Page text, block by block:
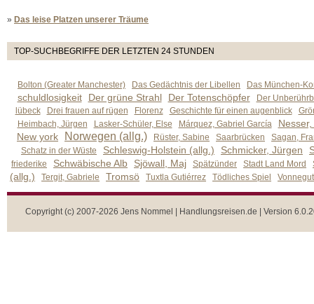
» Das leise Platzen unserer Träume
TOP-SUCHBEGRIFFE DER LETZTEN 24 STUNDEN
Bolton (Greater Manchester) Das Gedächtnis der Libellen Das München-
schuldlosigkeit Der grüne Strahl Der Totenschöpfer
Der
lübeck
Drei frauen auf rügen Florenz Geschichte für einen augenblick
Heimbach, Jürgen
Lasker-Schüler, Else Márquez, Gabriel García
New york
Norwegen (allg.) Rüster, Sabine Saarbrücken
Sagan,
Schatz in der Wüste
Schleswig-Holstein (allg.) Schmicker, Jürgen
friederike Schwäbische Alb Sjöwall, Maj Spätzünder Stadt Land Mord
(allg.) Tergit, Gabriele Tromsö Tuxtla Gutiérrez Tödliches Spiel
Copyright (c) 2007-2026 Jens Nommel | Handlungsreisen.de | Version